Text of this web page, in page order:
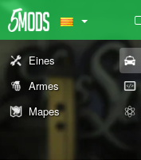
Eines
Armes
Mapes